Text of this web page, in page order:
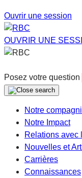
Ouvrir une session
OUVRIR UNE
Posez votre question
Notre
Notre Impact
Relations avec
Nouvelles et
Carrières
Connaissances